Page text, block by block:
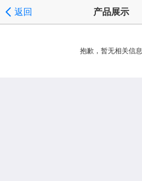
返回 产品展示
抱歉，暂无相关信息